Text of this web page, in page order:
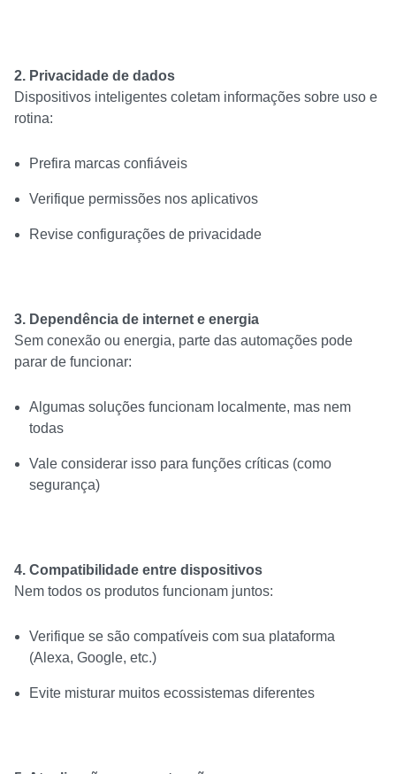
2. Privacidade de dados
Dispositivos inteligentes coletam informações sobre uso e
rotina:
Prefira marcas confiáveis
Verifique permissões nos aplicativos
Revise configurações de privacidade
3. Dependência de internet e energia
Sem conexão ou energia, parte das automações pode
parar de funcionar:
Algumas soluções funcionam localmente, mas nem
todas
Vale considerar isso para funções críticas (como
segurança)
4. Compatibilidade entre dispositivos
Nem todos os produtos funcionam juntos:
Verifique se são compatíveis com sua plataforma
(Alexa, Google, etc.)
Evite misturar muitos ecossistemas diferentes